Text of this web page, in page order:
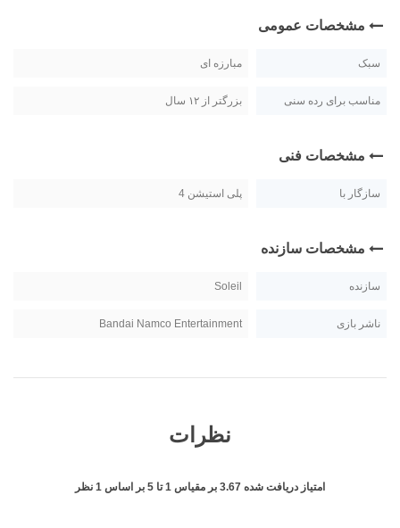
مشخصات عمومی
سبک مبارزه ای
مناسب برای رده سنی بزرگتر از ۱۲ سال
مشخصات فنی
سازگار با پلی استیشن 4
مشخصات سازنده
سازنده Soleil
ناشر بازی Bandai Namco Entertainment
نظرات
امتیاز دریافت شده 3.67 بر مقیاس 1تا 5 بر اساس 1 نظر